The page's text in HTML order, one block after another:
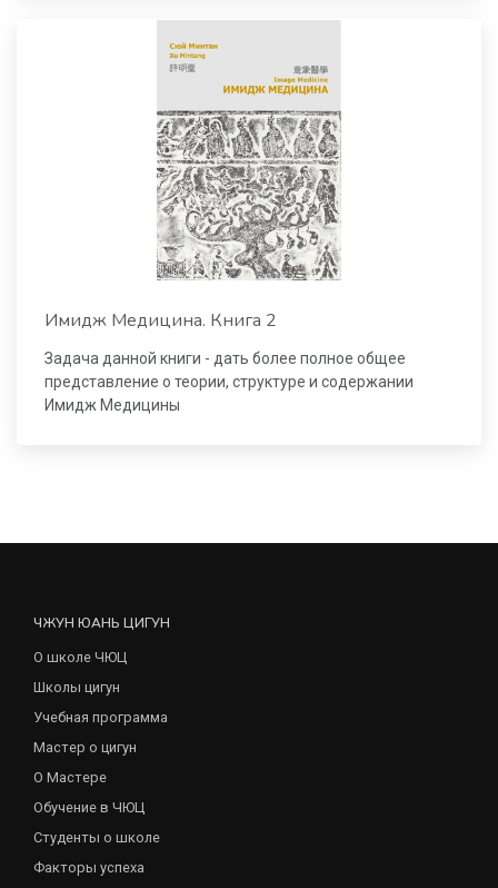
Имидж Медицина. Книга 2
Задача данной книги - дать более полное общее
представление о теории, структуре и содержании
Имидж Медицины
ЧЖУН ЮАНЬ ЦИГУН
О школе ЧЮЦ
Школы цигун
Учебная программа
Мастер о цигун
О Мастере
Обучение в ЧЮЦ
Студенты о школе
Факторы успеха